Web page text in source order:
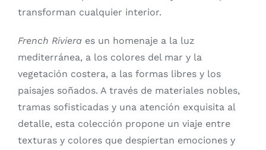
transforman cualquier interior.
French Riviera es un homenaje a la luz
mediterránea, a los colores del mar y la
vegetación costera, a las formas libres y los
paisajes soñados. A través de materiales nobles,
tramas sofisticadas y una atención exquisita al
detalle, esta colección propone un viaje entre
texturas y colores que despiertan emociones y